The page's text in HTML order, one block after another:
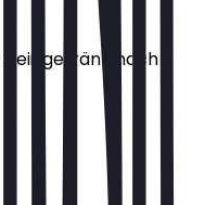
Heißgetränk nach